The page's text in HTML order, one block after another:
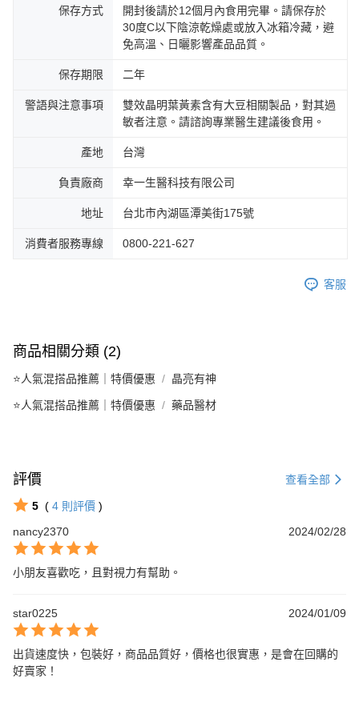
保存方式
開封後請於12個月內食用完畢。請保存於
30度C以下陰涼乾燥處或放入冰箱冷藏，避
免高溫、日曬影響產品品質。
保存期限 二年
警語與注意事項
雙效晶明葉黃素含有大豆相關製品，對其過
敏者注意。請諮詢專業醫生建議後食用。
產地 台灣
負責廠商 幸一生醫科技有限公司
地址 台北市內湖區潭美街175號
消費者服務專線 0800-221-627
客服
商品相關分類 (2)
⭐人氣混搭品推薦｜特價優惠 晶亮有神
⭐人氣混搭品推薦｜特價優惠 藥品醫材
評價 查看全部
5 ( 4 則評價 )
nancy2370
2024/02/28
小朋友喜歡吃，且對視力有幫助。
star0225 2024/01/09
出貨速度快，包裝好，商品品質好，價格也很實惠，是會在回購的
好賣家！